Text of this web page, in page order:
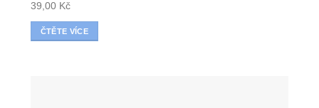
39,00 Kč
ČTĚTE VÍCE